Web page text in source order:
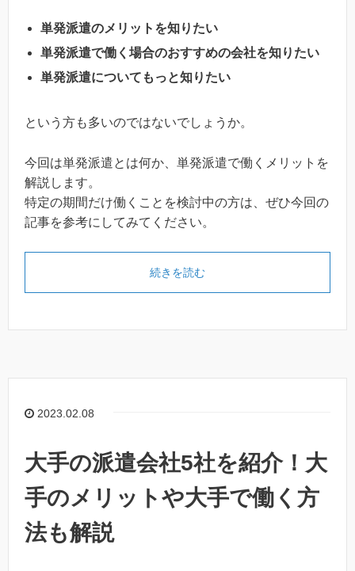
単発派遣のメリットを知りたい
単発派遣で働く場合のおすすめの会社を知りたい
単発派遣についてもっと知りたい
という方も多いのではないでしょうか。
今回は単発派遣とは何か、単発派遣で働くメリットを
解説します。
特定の期間だけ働くことを検討中の方は、ぜひ今回の
記事を参考にしてみてください。
続きを読む
2023.02.08
大手の派遣会社5社を紹介！大
手のメリットや大手で働く方
法も解説